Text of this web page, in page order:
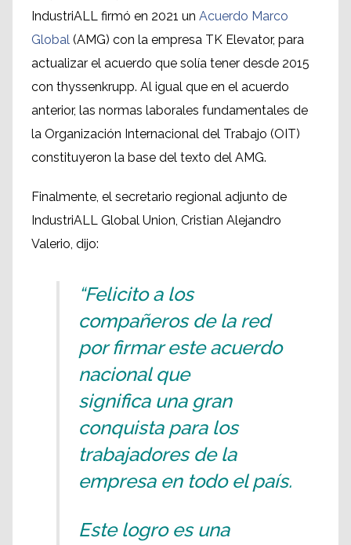
IndustriALL firmó en 2021 un Acuerdo Marco
Global (AMG) con la empresa TK Elevator, para
actualizar el acuerdo que solía tener desde 2015
con thyssenkrupp. Al igual que en el acuerdo
anterior, las normas laborales fundamentales de
la Organización Internacional del Trabajo (OIT)
constituyeron la base del texto del AMG.
Finalmente, el secretario regional adjunto de
IndustriALL Global Union, Cristian Alejandro
Valerio, dijo:
“Felicito a los
compañeros de la red
por firmar este acuerdo
nacional que
significa una gran
conquista para los
trabajadores de la
empresa en todo el país.
Este logro es una